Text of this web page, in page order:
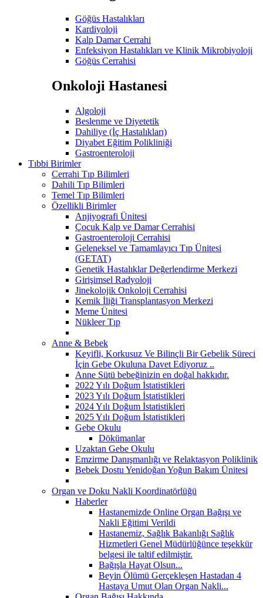
Göğüs Hastalıkları
Kardiyoloji
Kalp Damar Cerrahi
Enfeksiyon Hastalıkları ve Klinik Mikrobiyoloji
Göğüs Cerrahisi
Onkoloji Hastanesi
Algoloji
Beslenme ve Diyetetik
Dahiliye (İç Hastalıkları)
Diyabet Eğitim Polikliniği
Gastroenteroloji
Tıbbi Birimler
Cerrahi Tıp Bilimleri
Dahili Tıp Bilimleri
Temel Tıp Bilimleri
Özellikli Birimler
Anjiyografi Ünitesi
Çocuk Kalp ve Damar Cerrahisi
Gastroenteroloji Cerrahisi
Geleneksel ve Tamamlayıcı Tıp Ünitesi
(GETAT)
Genetik Hastalıklar Değerlendirme Merkezi
Girişimsel Radyoloji
Jinekolojik Onkoloji Cerrahisi
Kemik İliği Transplantasyon Merkezi
Meme Ünitesi
Nükleer Tıp
Anne & Bebek
Keyifli, Korkusuz Ve Bilinçli Bir Gebelik Süreci
İçin Gebe Okuluna Davet Ediyoruz ..
Anne Sütü bebeğinizin en doğal hakkıdır.
2022 Yılı Doğum İstatistikleri
2023 Yılı Doğum İstatistikleri
2024 Yılı Doğum İstatistikleri
2025 Yılı Doğum İstatistikleri
Gebe Okulu
Dökümanlar
Uzaktan Gebe Okulu
Emzirme Danışmanlığı ve Relaktasyon Poliklinik
Bebek Dostu Yenidoğan Yoğun Bakım Ünitesi
Organ ve Doku Nakli Koordinatörlüğü
Haberler
Hastanemizde Online Organ Bağışı ve
Nakli Eğitimi Verildi
Hastanemiz, Sağlık Bakanlığı Sağlık
Hizmetleri Genel Müdürlüğünce teşekkür
belgesi ile taltif edilmiştir.
Bağışla Hayat Olsun...
Beyin Ölümü Gerçekleşen Hastadan 4
Hastaya Umut Olan Organ Nakli...